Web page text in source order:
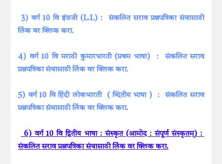
3) वर्ग 10 वि इंग्रजी (L.L) : संकलित सराव प्रश्नपत्रिका संचासाठी
लिंक वर क्लिक करा.
4) वर्ग 10 वि मराठी कुमारभारती (प्रथम भाषा) : संकलित सराव
प्रश्नपत्रिका संचासाठी लिंक वर क्लिक करा.
5) वर्ग 10 वि हिंदी लोकभारती ( व्दितीय भाषा ) : संकलित सराव
प्रश्नपत्रिका संचासाठी लिंक वर क्लिक करा.
6) वर्ग 10 वि द्वितीय भाषा : संस्कृत (आमोद : संपूर्ण संस्कृतम्) :
संकलित सराव प्रश्नपत्रिका संचासाठी लिंक वर क्लिक करा.